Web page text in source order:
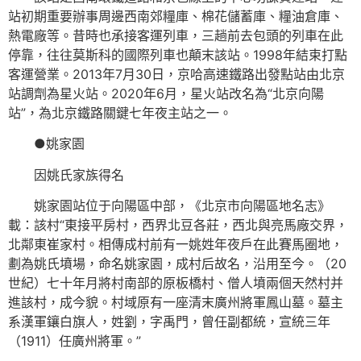
站初期重要辦事周邊西南郊糧庫、棉花儲蓄庫、糧油倉庫、
熱電廠等。昔時也承接客運列車，三趟前去包頭的列車在此
停靠，往往莫斯科的國際列車也顛末該站。1998年結束打點
客運營業。2013年7月30日，京哈高速鐵路出發點站由北京
站調劑為星火站。2020年6月，星火站改名為“北京向陽
站”，為北京鐵路關鍵七年夜主站之一。
●姚家園
因姚氏家族得名
姚家園站位于向陽區中部，《北京市向陽區地名志》
載：該村“東接平房村，西界北豆各莊，西北與亮馬廠交界，
北鄰東崔家村。相傳成村前有一姚姓年夜戶在此賽馬圈地，
劃為姚氏墳場，命名姚家園，成村后故名，沿用至今。（20
世紀）七十年月將村南部的原板橋村、僧人墳兩個天然村并
進該村，成今貌。村域原有一座清末廣州將軍鳳山墓。墓主
系漢軍鑲白旗人，姓劉，字禹門，曾任副都統，宣統三年
（1911）任廣州將軍。”